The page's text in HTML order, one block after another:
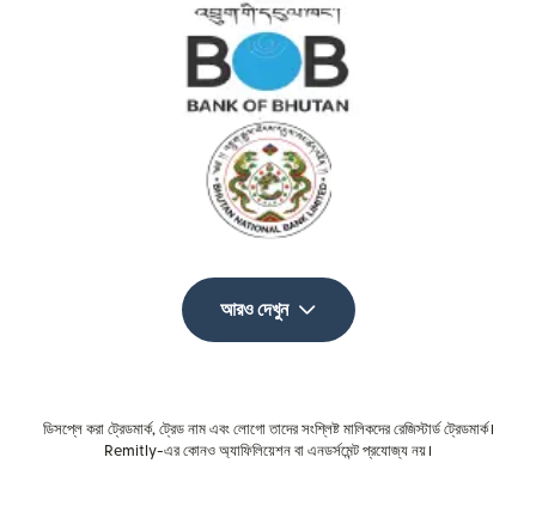
আরও দেখুন
ডিসপ্লে করা ট্রেডমার্ক, ট্রেড নাম এবং লোগো তাদের সংশ্লিষ্ট মালিকদের রেজিস্টার্ড ট্রেডমার্ক।
Remitly-এর কোনও অ্যাফিলিয়েশন বা এনডর্সমেন্ট প্রযোজ্য নয়।